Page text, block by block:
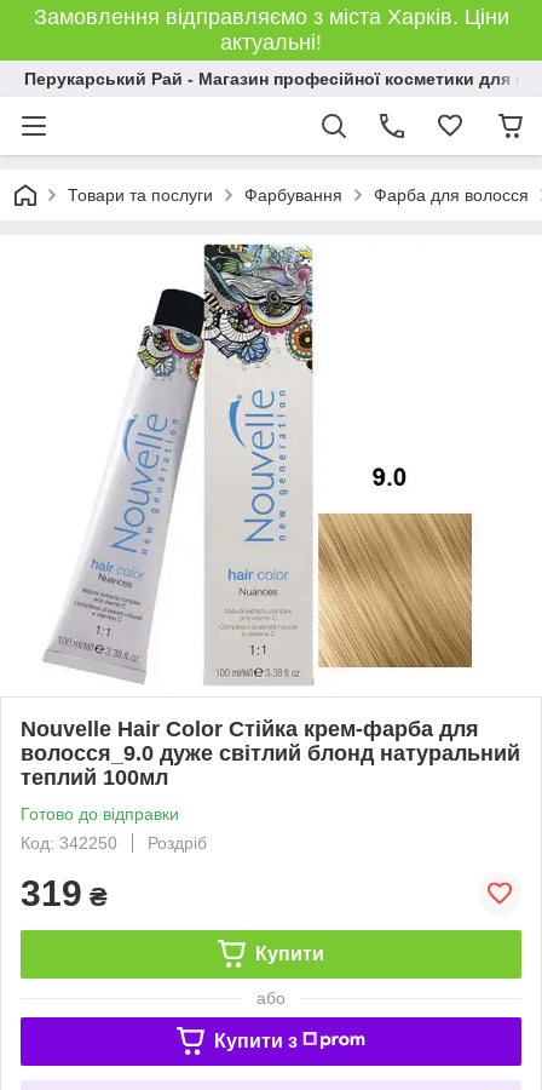
Замовлення відправляємо з міста Харків. Ціни
актуальні!
Перукарський Рай - Магазин професійної косметики для
Товари та послуги Фарбування Фарба для волосся
Nouvelle Hair Color Стійка крем-фарба для
волосся_9.0 дуже світлий блонд натуральний
теплий 100мл
Готово до відправки
Код: 342250
Роздріб
319 ₴
Купити
або
Купити з